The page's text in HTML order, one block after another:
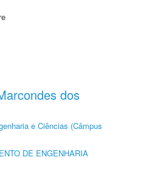
dos
e Ciências (Câmpus
DE ENGENHARIA